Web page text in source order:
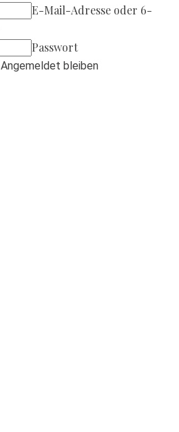
E-Mail-Adresse oder 6-
Passwort
Angemeldet bleiben